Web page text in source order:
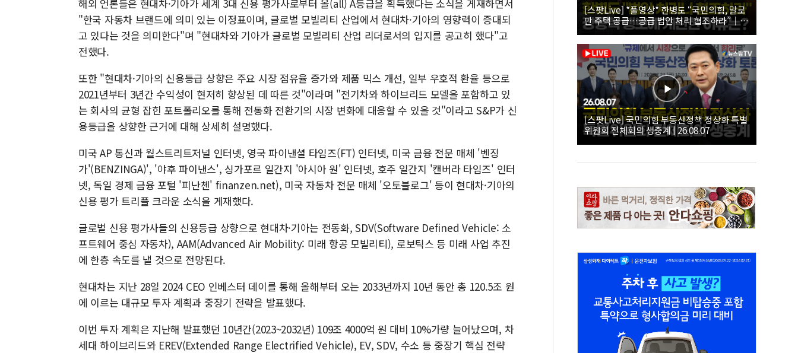
해외 언론들은 현대차·기아가 세계 3대 신용 평가사로부터 올(all) A등급을 획득했다는 소식을 게재하면서
"한국 자동차 브랜드에 의미 있는 이정표이며, 글로벌 모빌리티 산업에서 현대차·기아의 영향력이 증대되
고 있다는 것을 의미한다"며 "현대차와 기아가 글로벌 모빌리티 산업 리더로서의 입지를 공고히 했다"고
전했다.
또한 "현대차·기아의 신용등급 상향은 주요 시장 점유율 증가와 제품 믹스 개선, 일부 우호적 환율 등으로
2021년부터 3년간 수익성이 현저히 향상된 데 따른 것"이라며 "전기차와 하이브리드 모델을 포함하고 있
는 회사의 균형 잡힌 포트폴리오를 통해 전동화 전환기의 시장 변화에 대응할 수 있을 것"이라고 S&P가 신
용등급을 상향한 근거에 대해 상세히 설명했다.
미국 AP 통신과 월스트리트저널 인터넷, 영국 파이낸셜 타임즈(FT) 인터넷, 미국 금융 전문 매체 '벤징
가'(BENZINGA)', '야후 파이낸스', 싱가포르 일간지 '아시아 원' 인터넷, 호주 일간지 '캔버라 타임즈' 인터
넷, 독일 경제 금융 포털 '피난첸' finanzen.net), 미국 자동차 전문 매체 '오토블로그' 등이 현대차·기아의
신용 평가 트리플 크라운 소식을 게재했다.
글로벌 신용 평가사들의 신용등급 상향으로 현대차·기아는 전동화, SDV(Software Defined Vehicle: 소
프트웨어 중심 자동차), AAM(Advanced Air Mobility: 미래 항공 모빌리티), 로보틱스 등 미래 사업 추진
에 한층 속도를 낼 것으로 전망된다.
현대차는 지난 28일 2024 CEO 인베스터 데이를 통해 올해부터 오는 2033년까지 10년 동안 총 120.5조 원
에 이르는 대규모 투자 계획과 중장기 전략을 발표했다.
이번 투자 계획은 지난해 발표했던 10년간(2023~2032년) 109조 4000억 원 대비 10%가량 늘어났으며, 차
세대 하이브리드와 EREV(Extended Range Electrified Vehicle), EV, SDV, 수소 등 중장기 핵심 전략
[스팟Live] *풀영상* 한병도 “국민의힘, 말로
만 주택 공급…공급 법안 처리 협조하라”｜
26.08.07 더불어민주당 원내대책회의
[스팟Live] 국민의힘 부동산정책 정상화 특별
위원회 전체회의 생중계 | 26.08.07